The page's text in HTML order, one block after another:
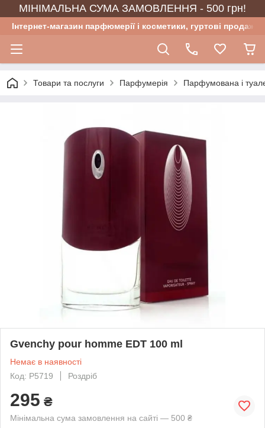
МІНІМАЛЬНА СУМА ЗАМОВЛЕННЯ - 500 грн!
Інтернет-магазин парфюмерії і косметики, гуртові продажі
Товари та послуги Парфумерія Парфумована і
Gvenchy pour homme EDT 100 ml
Немає в наявності
Код: P5719
Роздріб
295 ₴
Мінімальна сума замовлення на сайті — 500 ₴